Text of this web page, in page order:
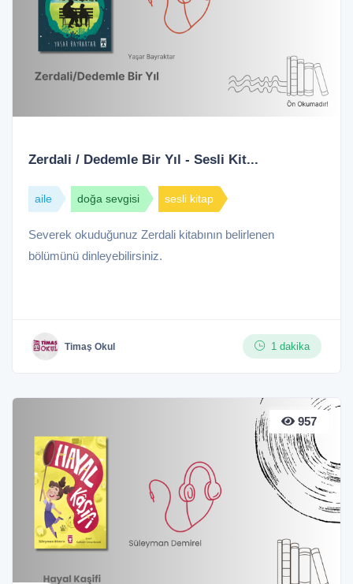
Zerdali / Dedemle Bir Yıl - Sesli Kit...
aile doğa sevgisi sesli kitap
Severek okuduğunuz Zerdali kitabının belirlenen
bölümünü dinleyebilirsiniz.
Timaş Okul 1 dakika
957